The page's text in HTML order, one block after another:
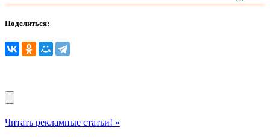
Поделиться:
Читать рекламные статьи! »